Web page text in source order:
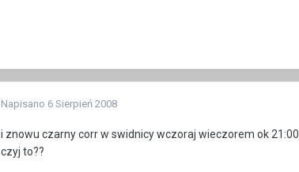
Napisano 6 Sierpień 2008
i znowu czarny corr w swidnicy wczoraj wieczorem ok 21:00
czyj to??